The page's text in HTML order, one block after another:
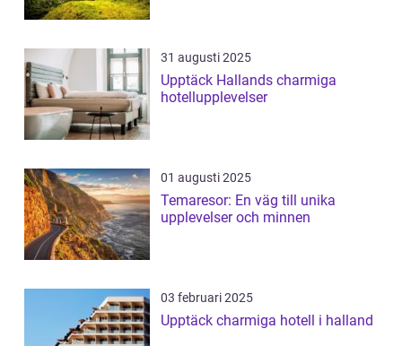
31 augusti 2025
Upptäck Hallands charmiga
hotellupplevelser
01 augusti 2025
Temaresor: En väg till unika
upplevelser och minnen
03 februari 2025
Upptäck charmiga hotell i halland